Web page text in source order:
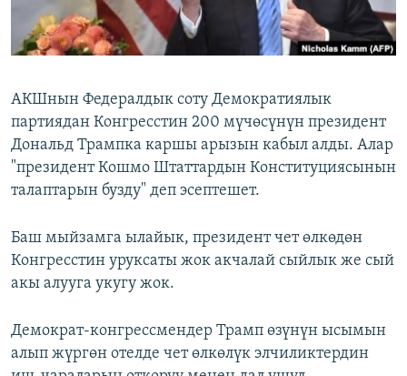
ЭЕ/АРнун бардык сайттары
АКШнын Федералдык соту Демократиялык
партиядан Конгресстин 200 мүчөсүнүн президент
Дональд Трампка каршы арызын кабыл алды. Алар
"президент Кошмо Штаттардын Конституциясынын
талаптарын бузду" деп эсептешет.
Баш мыйзамга ылайык, президент чет өлкөдөн
Конгресстин уруксаты жок акчалай сыйлык же сый
акы алууга укугу жок.
Демократ-конгрессмендер Трамп өзүнүн ысымын
алып жүргөн отелде чет өлкөлүк элчиликтердин